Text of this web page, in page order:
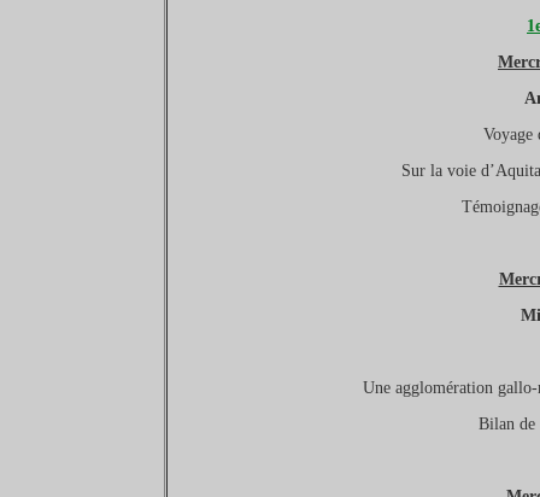
Voyage
Sur la voie
Une agglomération
Bilan de